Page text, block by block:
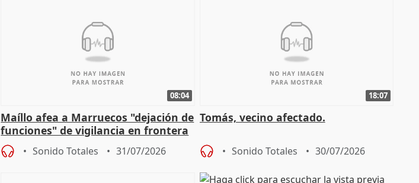
08:04
Maíllo afea a Marruecos "dejación de
funciones" de vigilancia en frontera
con Ceuta
Sonido Totales 31/07/2026
18:07
Tomás, vecino afectado.
Sonido Totales 30/07/2026